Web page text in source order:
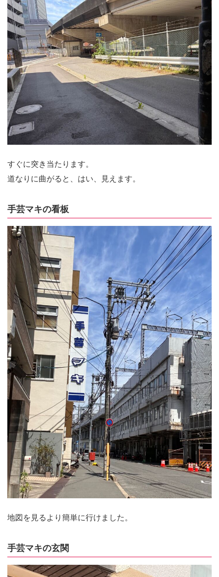
すぐに突き当たります。
道なりに曲がると、はい、見えます。
手芸マキの看板
地図を見るより簡単に行けました。
手芸マキの玄関